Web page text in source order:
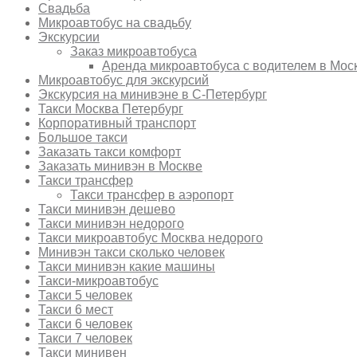
Свадьба
Микроавтобус на свадьбу
Экскурсии
Заказ микроавтобуса
Аренда микроавтобуса с водителем в
Микроавтобус для экскурсий
Экскурсия на минивэне в С-Петербург
Такси Москва Петербург
Корпоративный транспорт
Большое такси
Заказать такси комфорт
Заказать минивэн в Москве
Такси трансфер
Такси трансфер в аэропорт
Такси минивэн дешево
Такси минивэн недорого
Такси микроавтобус Москва недорого
Минивэн такси сколько человек
Такси минивэн какие машины
Такси-микроавтобус
Такси 5 человек
Такси 6 мест
Такси 6 человек
Такси 7 человек
Такси минивен